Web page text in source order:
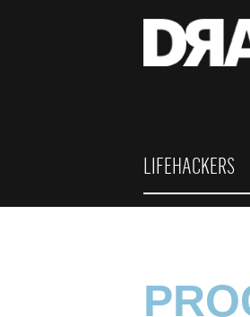
LIFEHACKERS